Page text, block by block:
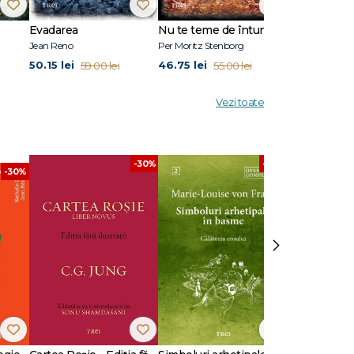
îl
Evadarea
Jean Reno
50.15 lei 59.00 lei
Nu te teme de întuneric
Per Moritz Stenborg
46.75 lei 55.00 lei
Vezi toate
-30%
-30% -30%
›